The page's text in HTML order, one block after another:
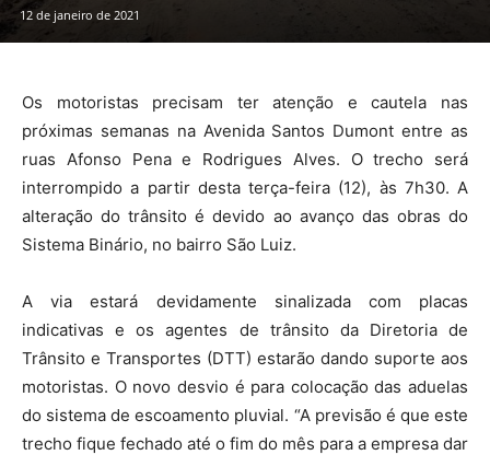
12 de janeiro de 2021
Os motoristas precisam ter atenção e cautela nas
próximas semanas na Avenida Santos Dumont entre as
ruas Afonso Pena e Rodrigues Alves. O trecho será
interrompido a partir desta terça-feira (12), às 7h30. A
alteração do trânsito é devido ao avanço das obras do
Sistema Binário, no bairro São Luiz.
A via estará devidamente sinalizada com placas
indicativas e os agentes de trânsito da Diretoria de
Trânsito e Transportes (DTT) estarão dando suporte aos
motoristas. O novo desvio é para colocação das aduelas
do sistema de escoamento pluvial. “A previsão é que este
trecho fique fechado até o fim do mês para a empresa dar